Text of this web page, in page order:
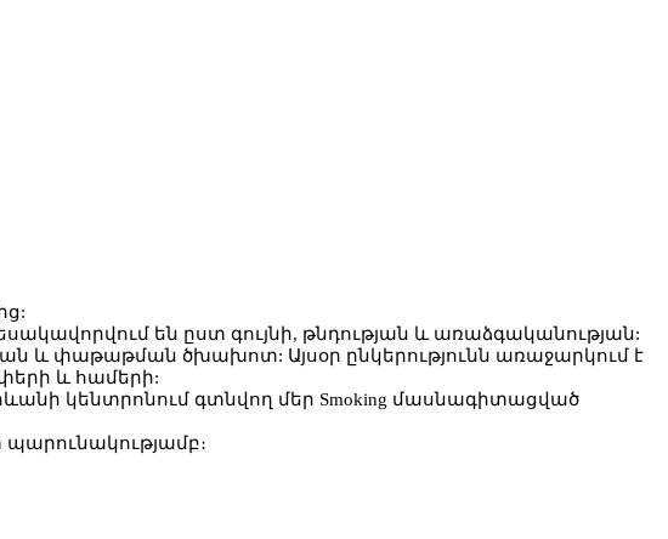
են ըստ գույնի, թնդության և առաձգականության:
և փաթաթման ծխախոտ: Այսօր ընկերությունն առաջարկում է
և համերի:
կենտրոնում գտնվող մեր Smoking մասնագիտացված